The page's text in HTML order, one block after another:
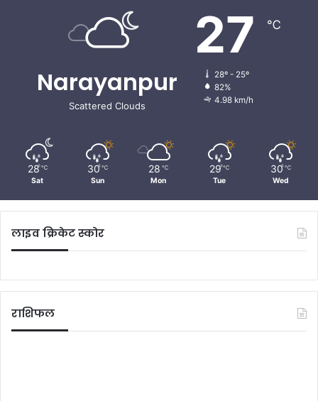
Narayanpur
Scattered Clouds
27 ℃
28º - 25º
82%
4.98 km/h
28 ℃
Sat
30 ℃
Sun
28 ℃
Mon
29 ℃
Tue
30 ℃
Wed
लाइव क्रिकेट स्कोर
राशिफल